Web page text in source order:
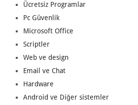
Ücretsiz Programlar
Pc Güvenlik
Microsoft Office
Scriptler
Web ve design
Email ve Chat
Hardware
Android ve Diğer sistemler